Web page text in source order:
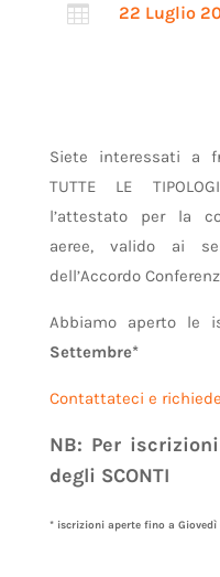
 22 Luglio
Siete interessati a
TUTTE LE
l’attestato per la
aeree, valido ai
dell’Accordo
Abbiamo aperto le
Settembre*
Contattateci e
NB: Per
degli SCONTI
* iscrizioni aperte fino a